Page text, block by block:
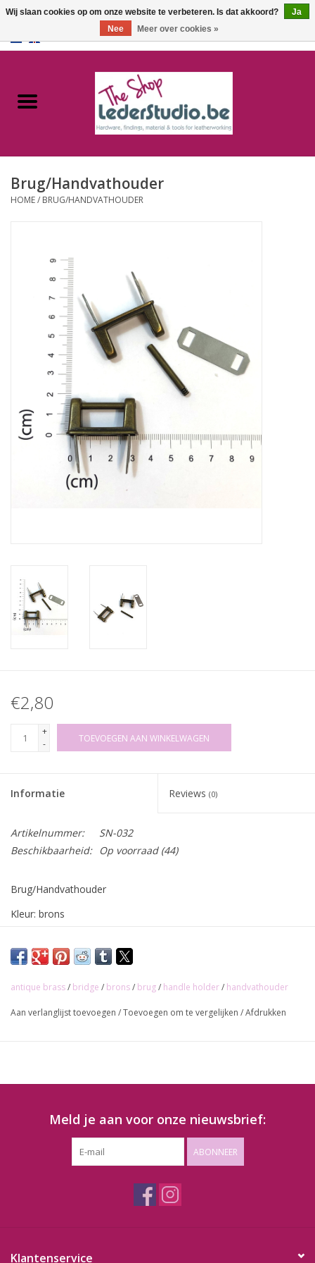
Catalogus
FAQ
Brug/Handvathouder
HOME/ BRUG/HANDVATHOUDER
€2,80
+
-
TOEVOEGEN AAN WINKELWAGEN
Informatie Reviews (0)
Artikelnummer:
SN-032
Beschikbaarheid:
Op voorraad(44)
Brug/Handvathouder
Kleur: brons
Interlocking methode(staafje wordt in houder geklopt met
hamer)
Prijs per stuk
antique brass/ bridge / brons/ brug/ handle holder/ handvathouder
Aan verlanglijst toevoegen /Toevoegen om te vergelijken /Afdrukken
Meld je aan voor onze nieuwsbrief:
ABONNEER
Klantenservice
Wij slaan cookies op om onze website te verbeteren. Is dat akkoord?
Ja
Nee
Meer over cookies »